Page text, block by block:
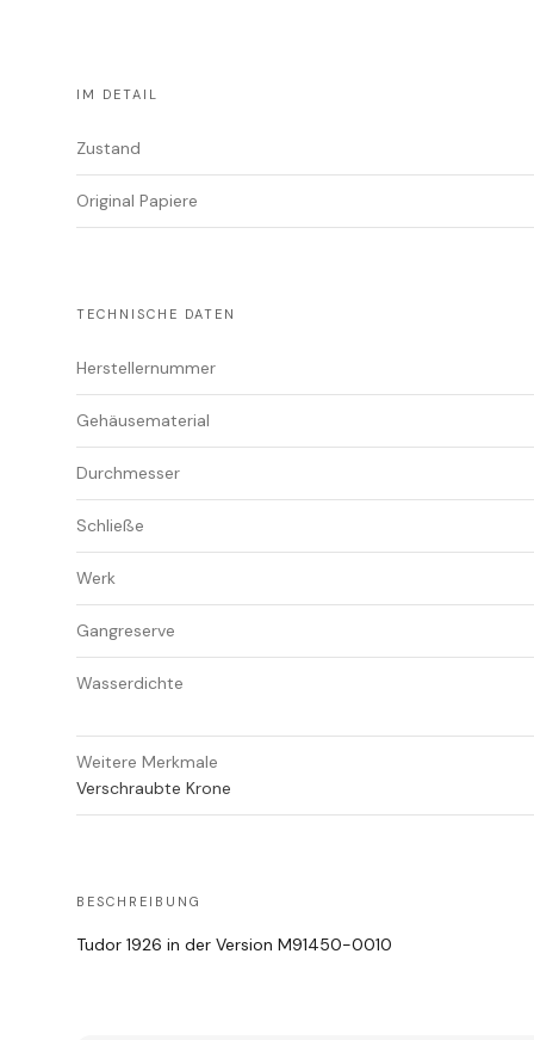
IM DETAIL
Zustand
Original Papiere
TECHNISCHE DATEN
Herstellernummer
Gehäusematerial
Durchmesser
Schließe
Werk
Gangreserve
Wasserdichte
Weitere Merkmale
Verschraubte Krone
BESCHREIBUNG
Tudor 1926 in der Version M91450-0010